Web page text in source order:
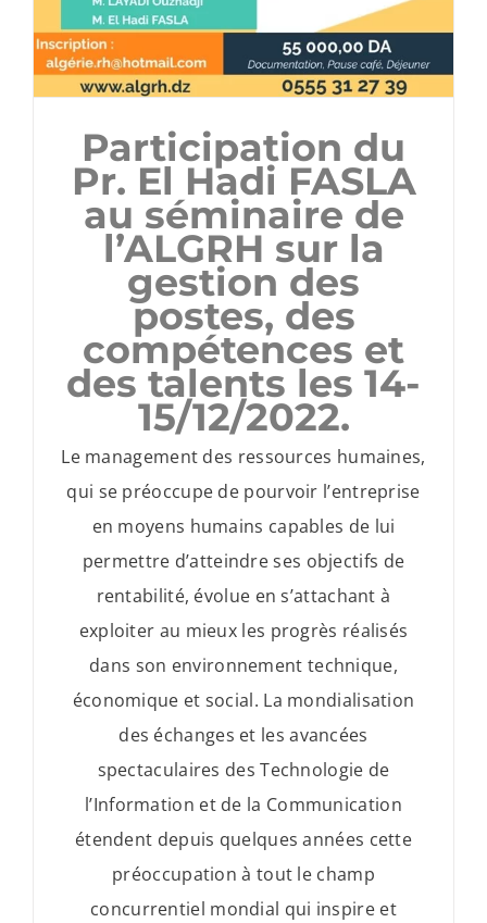
Participation du
Pr. El Hadi FASLA
au séminaire de
l’ALGRH sur la
gestion des
postes, des
compétences et
des talents les 14-
15/12/2022.
Le management des ressources humaines,
qui se préoccupe de pourvoir l’entreprise
en moyens humains capables de lui
permettre d’atteindre ses objectifs de
rentabilité, évolue en s’attachant à
exploiter au mieux les progrès réalisés
dans son environnement technique,
économique et social. La mondialisation
des échanges et les avancées
spectaculaires des Technologie de
l’Information et de la Communication
étendent depuis quelques années cette
préoccupation à tout le champ
concurrentiel mondial qui inspire et